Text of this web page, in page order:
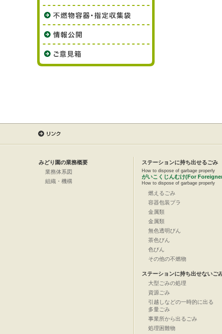
みどり園の業務概要
業務体系図
組織・機構
ステーションに持ち出せるごみ
How to dispose of garbage properly
がいこくじんむけ(For
How to dispose of garbage properly
燃えるごみ
容器包装プラ
金属類
金属類
無色透明びん
茶色びん
色びん
その他の不燃物
ステーションに持ち出せないご
大型ごみの処理
資源ごみ
引越しなどの一時的に出る
多量ごみ
事業所から出るごみ
処理困難物